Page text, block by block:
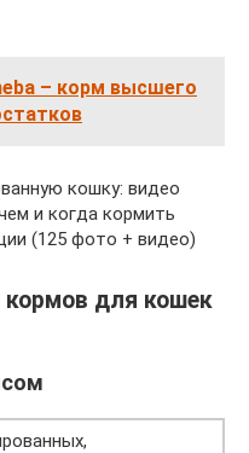
– корм высшего
кошку: видео
и когда кормить
(125 фото + видео)
кормов для кошек